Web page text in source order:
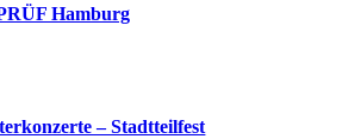
Hamburg
– Stadtteilfest